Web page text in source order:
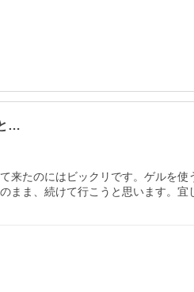
…
来たのにはビックリです。ゲルを
まま、続けて行こうと思います。宜